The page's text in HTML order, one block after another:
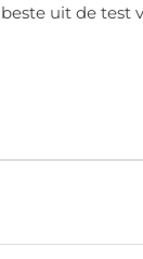
uit de test